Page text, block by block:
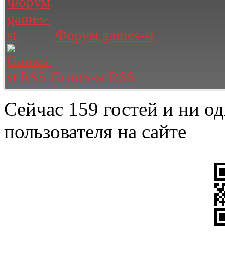
Форум games-st
Games-st RSS
Сейчас 159 гостей и ни
пользователя на сайте